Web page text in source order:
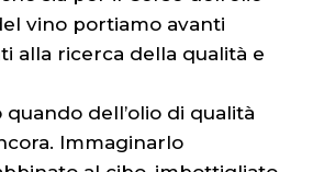
vino portiamo avanti
alla ricerca della qualità e
dell’olio di qualità
Immaginarlo